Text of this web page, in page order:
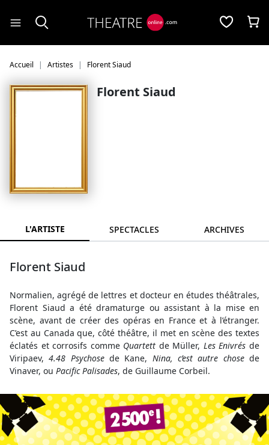
Accueil Artistes Florent Siaud
Florent Siaud
L'ARTISTE SPECTACLES ARCHIVES
Florent Siaud
Normalien, agrégé de lettres et docteur en études théâtrales,
Florent Siaud a été dramaturge ou assistant à la mise en
scène, avant de créer des opéras en France et à l’étranger.
C’est au Canada que, côté théâtre, il met en scène des textes
éclatés et corrosifs comme Quartett de Müller, Les Enivrés de
Viripaev,4.48 Psychosede Kane, Nina, c’est autre chosede
Vinaver, ou Pacific Palisades, de Guillaume Corbeil.